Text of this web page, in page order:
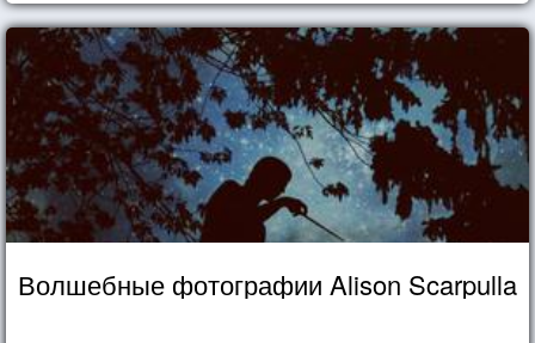
Волшебные фотографии Alison Scarpulla